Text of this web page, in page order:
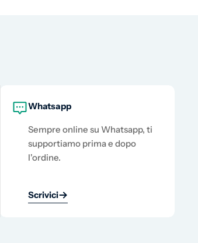
Whatsapp
Sempre online su Whatsapp, ti
supportiamo prima e dopo
l'ordine.
Scrivici